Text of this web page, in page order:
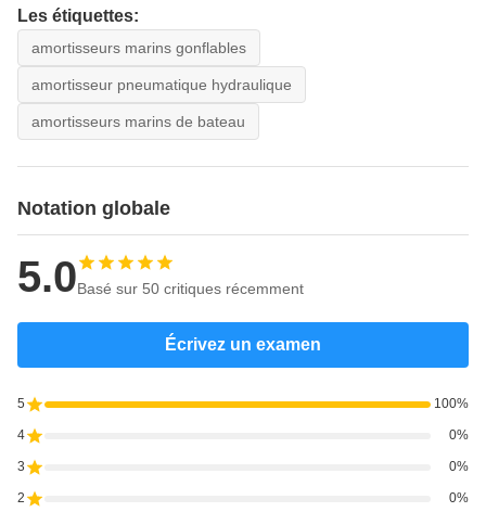
Les étiquettes:
amortisseurs marins gonflables
amortisseur pneumatique hydraulique
amortisseurs marins de bateau
Notation globale
5.0Basé sur 50 critiques récemment
Écrivez un examen
5 100%
4 0%
3 0%
2 0%